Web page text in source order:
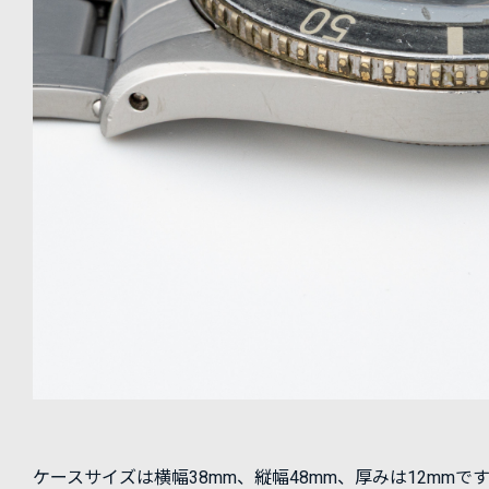
ケースサイズは横幅38mm、縦幅48mm、厚みは12mmで